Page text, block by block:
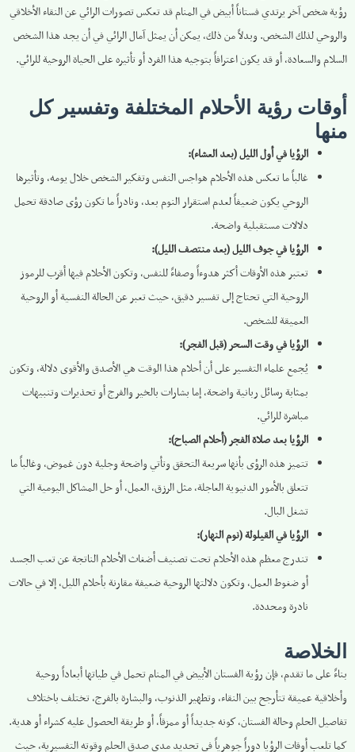
رؤية شخص آخر يرتدي فستاناً أبيض في المنام قد تعكس تصورات الرائي عن النقاء الأخلاقي
والروحي لذلك الشخص. وبدلاً من ذلك، يمكن أن يمثل آمال الرائي في أن يجد هذا الشخص
السلام والسعادة، أو قد يكون اعترافاً بتوجيه هذا الفرد أو تأثيره على الحياة الروحية للرائي.
أوقات رؤية الأحلام المختلفة وتفسير كل
منها
الرؤيا في أول الليل (بعد العشاء):
غالباً ما تعكس هذه الأحلام هواجس النفس وتفكير الشخص خلال يومه، وتأثيرها
الروحي يكون ضعيفاً لعدم استقرار النوم بعد، ونادراً ما تكون رؤى صادقة تحمل
دلالات مستقبلية واضحة.
الرؤيا في جوف الليل (بعد منتصف الليل):
تعتبر هذه الأوقات أكثر هدوءاً وصفاءً للنفس، وتكون الأحلام فيها أقرب للرموز
الروحية التي تحتاج إلى تفسير دقيق، حيث تعبر عن الحالة النفسية أو الروحية
العميقة للشخص.
الرؤيا في وقت السحر (قبل الفجر):
يُجمع علماء التفسير على أن أحلام هذا الوقت هي الأصدق والأقوى دلالة، وتكون
بمثابة رسائل ربانية واضحة، إما بشارات بالخير والفرج أو تحذيرات وتنبيهات
مباشرة للرائي.
الرؤيا بعد صلاة الفجر (أحلام الصباح):
تتميز هذه الرؤى بأنها سريعة التحقق وتأتي واضحة وجلية دون غموض، وغالباً ما
تتعلق بالأمور الدنيوية العاجلة، مثل الرزق، العمل، أو حل المشاكل اليومية التي
تشغل البال.
الرؤيا في القيلولة (نوم النهار):
تندرج معظم هذه الأحلام تحت تصنيف أضغاث الأحلام الناتجة عن تعب الجسد
أو ضغوط العمل، وتكون دلالتها الروحية ضعيفة مقارنة بأحلام الليل، إلا في حالات
نادرة ومحددة.
الخلاصة
بناءً على ما تقدم، فإن رؤية الفستان الأبيض في المنام تحمل في طياتها أبعاداً روحية
وأخلاقية عميقة تتأرجح بين النقاء، وتطهير الذنوب، والبشارة بالفرج، تختلف باختلاف
تفاصيل الحلم وحالة الفستان، كونه جديداً أو ممزقاً، أو طريقة الحصول عليه كشراء أو هدية.
كما تلعب أوقات الرؤيا دوراً جوهرياً في تحديد مدى صدق الحلم وقوته التفسيرية، حيث